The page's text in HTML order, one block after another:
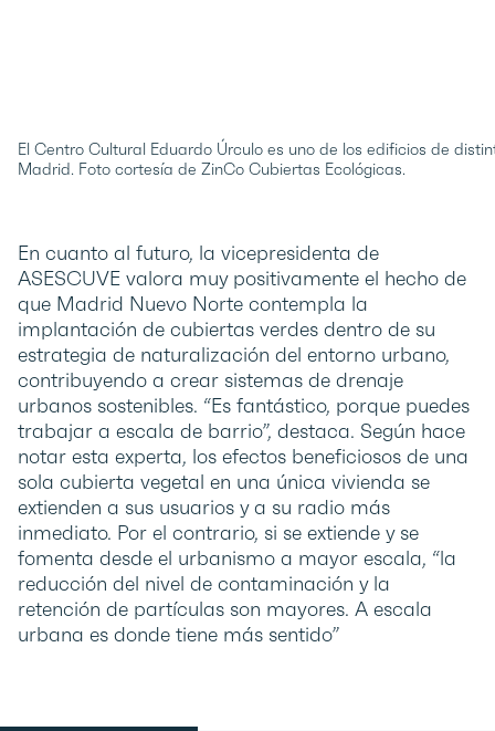
El Centro Cultural Eduardo Úrculo es uno de los edificios de
Madrid. Foto cortesía de ZinCo Cubiertas Ecológicas.
En cuanto al futuro, la vicepresidenta de
ASESCUVE valora muy positivamente el hecho de
que Madrid Nuevo Norte contempla la
implantación de cubiertas verdes dentro de su
estrategia de naturalización del entorno urbano,
contribuyendo a crear sistemas de drenaje
urbanos sostenibles. “Es fantástico, porque puedes
trabajar a escala de barrio”, destaca. Según hace
notar esta experta, los efectos beneficiosos de una
sola cubierta vegetal en una única vivienda se
extienden a sus usuarios y a su radio más
inmediato. Por el contrario, si se extiende y se
fomenta desde el urbanismo a mayor escala, “la
reducción del nivel de contaminación y la
retención de partículas son mayores. A escala
urbana es donde tiene más sentido”